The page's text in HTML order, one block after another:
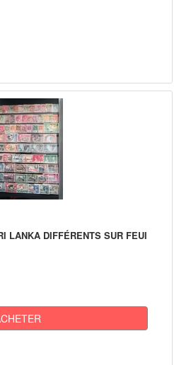
LANKA DIFFÉRENTS SUR FEUI